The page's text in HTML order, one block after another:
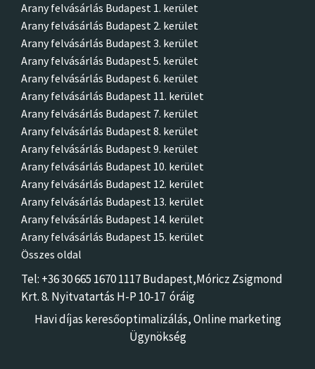
Arany felvásárlás Budapest 1. kerület
Arany felvásárlás Budapest 2. kerület
Arany felvásárlás Budapest 3. kerület
Arany felvásárlás Budapest 5. kerület
Arany felvásárlás Budapest 6. kerület
Arany felvásárlás Budapest 11. kerület
Arany felvásárlás Budapest 7. kerület
Arany felvásárlás Budapest 8. kerület
Arany felvásárlás Budapest 9. kerület
Arany felvásárlás Budapest 10. kerület
Arany felvásárlás Budapest 12. kerület
Arany felvásárlás Budapest 13. kerület
Arany felvásárlás Budapest 14. kerület
Arany felvásárlás Budapest 15. kerület
Összes oldal
Tel: +36 30 665 1670 1117 Budapest,Móricz Zsigmond
Krt. 8. Nyitvatartás H-P 10-17 óráig
Havi díjas keresőoptimalizálás,Online marketing
Ügynökség